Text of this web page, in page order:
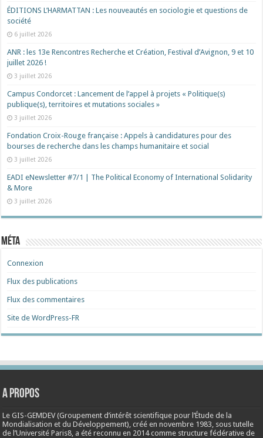
ÉDITIONS L’HARMATTAN : Les nouveautés en sociologie et questions de
société
6 juillet 2026
ANR : les 13e Rencontres Recherche et Création, Festival d’Avignon, 9 et 10
juillet 2026 !
3 juillet 2026
Campus Condorcet : Lancement de l’appel à projets « Politique(s)
publique(s), territoires et mutations sociales »
3 juillet 2026
Fondation Croix-Rouge française : Appels à candidatures pour des
bourses de recherche dans les champs humanitaire et social
3 juillet 2026
EADI eNewsletter #7/1 | The Political Economy of International Solidarity
& More
3 juillet 2026
Méta
Connexion
Flux des publications
Flux des commentaires
Site de WordPress-FR
A propos
Le GIS-GEMDEV (Groupement d’intérêt scientifique pour l’Étude de la
Mondialisation et du Développement), créé ennovembre 1983, sous tutelle
de l’Université Paris8, a été reconnu en 2014 comme structure fédérative de